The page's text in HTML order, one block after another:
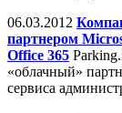
06.03.2012
партнером
Office 365
«облачный»
сервиса